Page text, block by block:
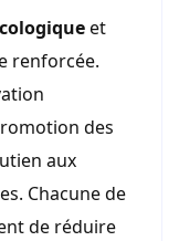
et
renforcée.
des
aux
Chacune de
de réduire